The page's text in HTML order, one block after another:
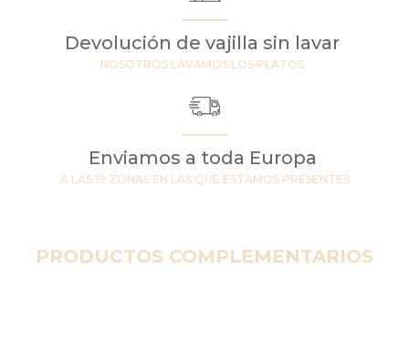
Devolución de vajilla sin lavar
NOSOTROS LAVAMOS LOS PLATOS
Enviamos a toda Europa
A LAS 19 ZONAS EN LAS QUE ESTAMOS PRESENTES
PRODUCTOS COMPLEMENTARIOS